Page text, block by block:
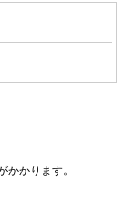
かります。